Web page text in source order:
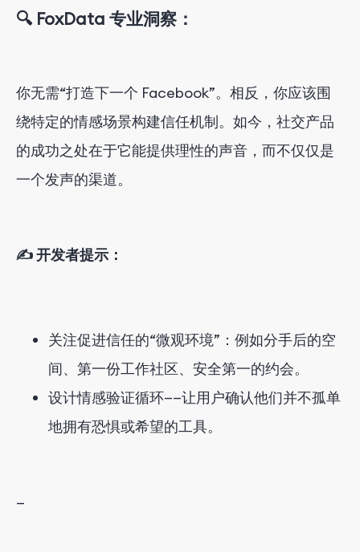
🔍 FoxData 专业洞察：
你无需“打造下一个 Facebook”。相反，你应该围
绕特定的情感场景构建信任机制。如今，社交产品
的成功之处在于它能提供理性的声音，而不仅仅是
一个发声的渠道。
✍️ 开发者提示：
关注促进信任的“微观环境”：例如分手后的空
间、第一份工作社区、安全第一的约会。
设计情感验证循环——让用户确认他们并不孤单
地拥有恐惧或希望的工具。
—